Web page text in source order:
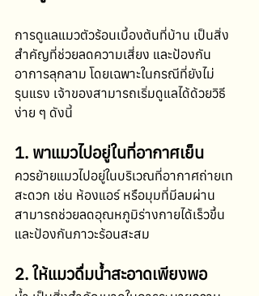
การดูแลแมวตัวร้อนเบื้องต้นที่บ้าน เป็นสิ่ง
สำคัญที่ช่วยลดความเสี่ยง และป้องกัน
อาการลุกลาม โดยเฉพาะในกรณีที่ยังไม่
รุนแรง เจ้าของสามารถเริ่มดูแลได้ด้วยวิธี
ง่าย ๆ ดังนี้
1. พาแมวไปอยู่ในที่อากาศเย็น
ควรย้ายแมวไปอยู่ในบริเวณที่อากาศถ่ายเท
สะดวก เช่น ห้องแอร์ หรือมุมที่มีลมผ่าน
สามารถช่วยลดอุณหภูมิร่างกายได้เร็วขึ้น
และป้องกันภาวะร้อนสะสม
2. ให้แมวดื่มน้ำสะอาดเพียงพอ